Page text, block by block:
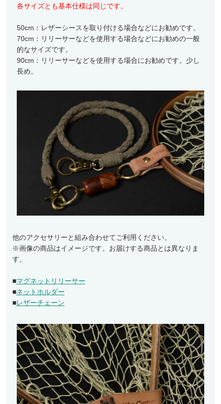
マテリアル（スレッド・ティンセル系）
ルアーフィッシング
ロッド
ルアー
ランディングネット
ランディングネット
マグネットリリーサー
ネットホルダー
レザーチェーン
レザーシース
メンテナンス
交換用ネット
ウェーダー
ウェーディングシューズ
ウェア・アクセサリー
ヘッドギア
アウター・ベスト
アクセサリー
フライ・ルアーケース
各サイズとも基本仕様は同じです。
50cm：レザーシースを取り付ける場合などにお勧めです。
70cm：リリーサーなどを使用する場合などにお勧めの一般
的なサイズです。
90cm：リリーサーなどを使用する場合にお勧めです。少し
長め。
他のアクセサリーと組み合わせてご利用ください。
※画像の商品はイメージです。お届けする商品とは異なりま
す。
■マグネットリリーサー
■ネットホルダー
■レザーチェーン